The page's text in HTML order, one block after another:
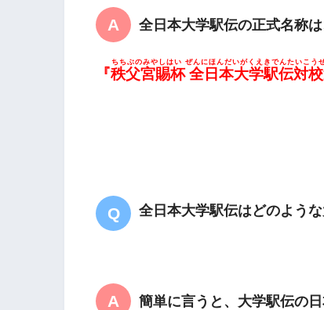
全日本大学駅伝の正式名称は
『秩父宮賜杯 全日本大学駅伝対
ちちぶのみやしはい ぜんにほんだいがくえきでんたいこう
全日本大学駅伝はどのような
簡単に言うと、大学駅伝の